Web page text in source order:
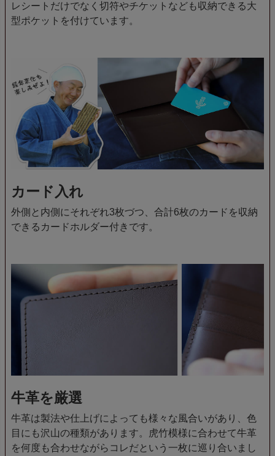
レシートだけでなく切符やチケットなども収納できる大
型ポケットを付けています。
カード入れ
外側と内側にそれぞれ3枚づつ、合計6枚のカードを収納
できるカードホルダー付きです。
牛革を厳選
牛革は製法や仕上げによっても様々な風合いがあり、色
目にも沢山の種類があります。虎竹模様に合わせて牛革
を何度も合わせながらコレだという一枚に巡り合いまし